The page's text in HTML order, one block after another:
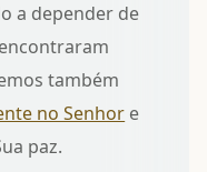
a depender de
também
no Senhor e
paz.